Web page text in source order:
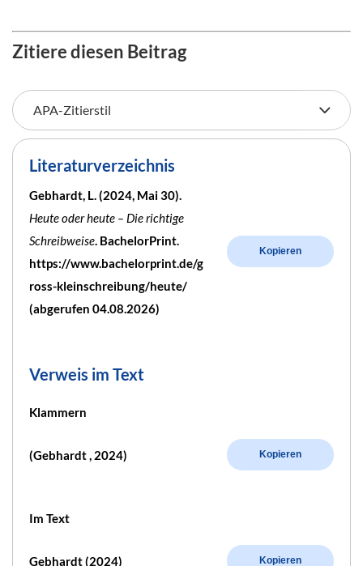
Zitiere diesen Beitrag
Literaturverzeichnis
Gebhardt, L. (2024, Mai 30).
Heute oder heute – Die richtige
Schreibweise. BachelorPrint.
https://www.bachelorprint.de/g
ross-kleinschreibung/heute/
(abgerufen 04.08.2026)
Kopieren
Verweis im Text
Klammern
(Gebhardt , 2024) Kopieren
Im Text
Gebhardt (2024) Kopieren